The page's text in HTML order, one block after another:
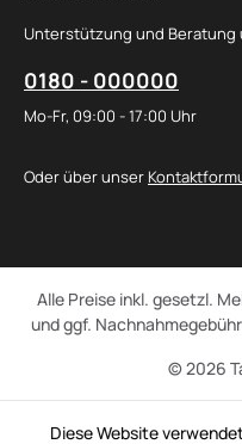
Unterstützung und Beratung
0180 - 000000
Mo-Fr, 09:00 - 17:00 Uhr
Oder über unser
© 2026
Alle Preise inkl. gesetzl.
und ggf.
Diese Website